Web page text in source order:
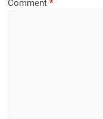
Comment*